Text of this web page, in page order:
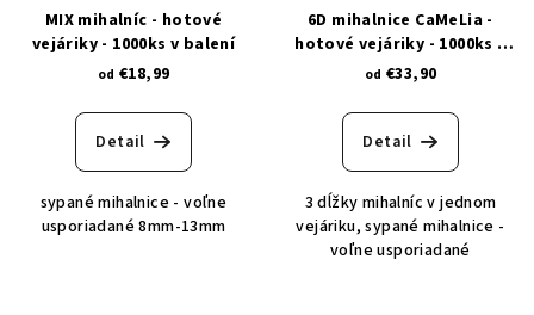
MIX mihalníc - hotové
vejáriky - 1000ks v balení
od €18,99
Detail
sypané mihalnice - voľne
usporiadané 8mm-13mm
6D mihalnice CaMeLia -
hotové vejáriky - 1000ks v
balení
od €33,90
Detail
3 dĺžky mihalníc v jednom
vejáriku, sypané mihalnice -
voľne usporiadané